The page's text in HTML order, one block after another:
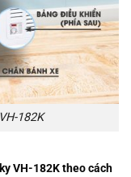
182K
VH-182K theo cách